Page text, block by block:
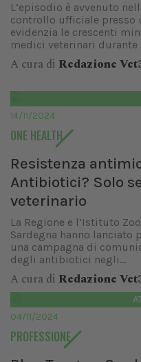
L’episodio è avvenuto
controllo ufficiale presso
evidenzia le crescenti
medici veterinari durante
A cura di Redazione
14/11/2024
ONE HEALTH
Resistenza
Antibiotici? Solo
veterinario
La Regione e l’Istituto
Sardegna hanno
una campagna di
degli antibiotici negli...
A cura di Redazione
04/11/2024
PROFESSIONE